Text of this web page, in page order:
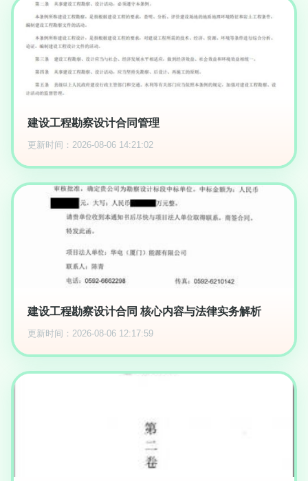
建设工程勘察设计合同管理
更新时间：2026-08-06 14:21:02
建设工程勘察设计合同 核心内容与法律实务解析
更新时间：2026-08-06 12:17:59